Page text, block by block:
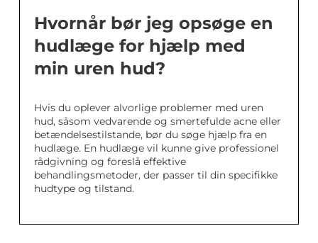
Hvornår bør jeg opsøge en
hudlæge for hjælp med
min uren hud?
Hvis du oplever alvorlige problemer med uren
hud, såsom vedvarende og smertefulde acne eller
betændelsestilstande, bør du søge hjælp fra en
hudlæge. En hudlæge vil kunne give professionel
rådgivning og foreslå effektive
behandlingsmetoder, der passer til din specifikke
hudtype og tilstand.